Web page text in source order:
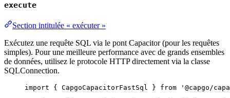
execute
Section intitulée « exécuter »
Exécutez une requête SQL via le pont Capacitor (pour les requêtes
simples). Pour une meilleure performance avec de grands ensembles
de données, utilisez le protocole HTTP directement via la classe
SQLConnection.
import { CapgoCapacitorFastSql } from
'@capgo/